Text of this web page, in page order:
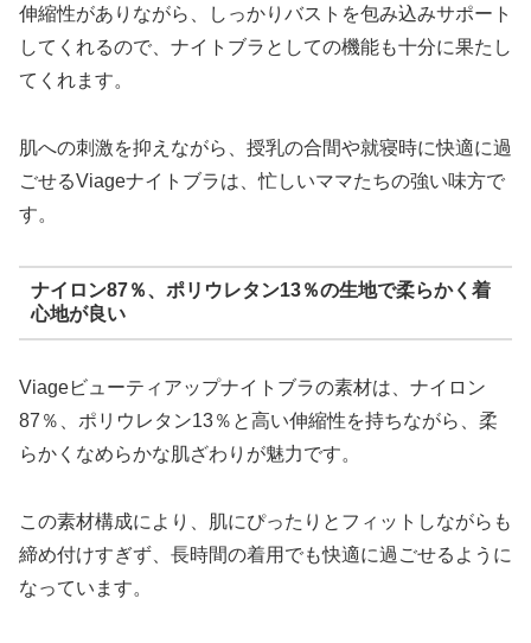
伸縮性がありながら、しっかりバストを包み込みサポート
してくれるので、ナイトブラとしての機能も十分に果たし
てくれます。
肌への刺激を抑えながら、授乳の合間や就寝時に快適に過
ごせるViageナイトブラは、忙しいママたちの強い味方で
す。
ナイロン87％、ポリウレタン13％の生地で柔らかく着
心地が良い
Viageビューティアップナイトブラの素材は、ナイロン
87％、ポリウレタン13％と高い伸縮性を持ちながら、柔
らかくなめらかな肌ざわりが魅力です。
この素材構成により、肌にぴったりとフィットしながらも
締め付けすぎず、長時間の着用でも快適に過ごせるように
なっています。